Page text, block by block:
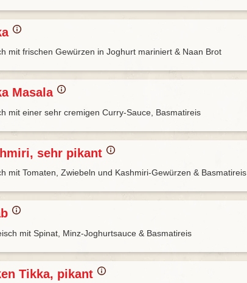
mit frischen Gewürzen in Joghurt mariniert & Naan Brot
Masala
mit einer sehr cremigen Curry-Sauce, Basmatireis
sehr pikant
mit Tomaten, Zwiebeln und Kashmiri-Gewürzen & Basmatireis
mit Spinat, Minz-Joghurtsauce & Basmatireis
Tikka, pikant